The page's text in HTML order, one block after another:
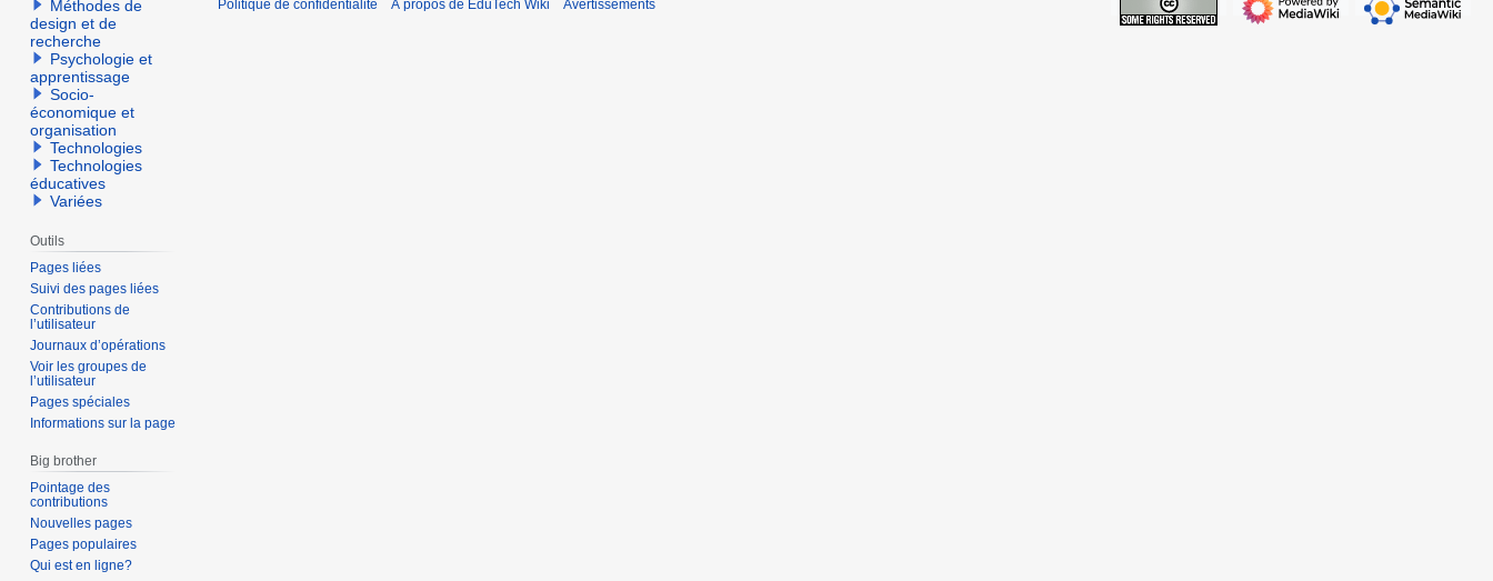
Méthodes de
design et de
recherche
Psychologie et
apprentissage
Socio-
économique et
organisation
Technologies
Technologies
éducatives
Variées
Outils
Pages liées
Suivi des pages liées
Contributions de
l’utilisateur
Journaux d’opérations
Voir les groupes de
l’utilisateur
Pages spéciales
Informations sur la page
Big brother
Pointage des
contributions
Nouvelles pages
Pages populaires
Qui est en ligne?
Politique de confidentialité À propos de EduTech Wiki Avertissements